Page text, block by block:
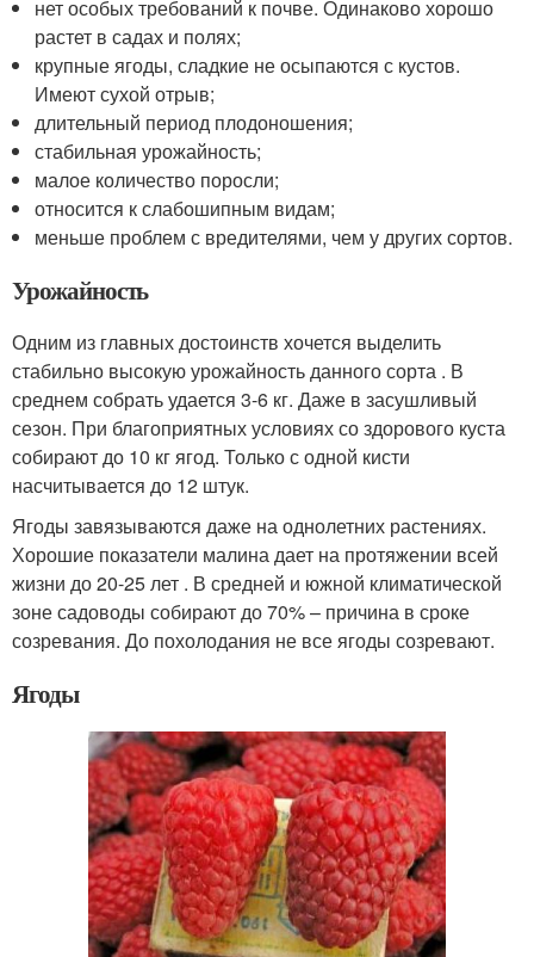
нет особых требований к почве. Одинаково хорошо
растет в садах и полях;
крупные ягоды, сладкие не осыпаются с кустов.
Имеют сухой отрыв;
длительный период плодоношения;
стабильная урожайность;
малое количество поросли;
относится к слабошипным видам;
меньше проблем с вредителями, чем у других сортов.
Урожайность
Одним из главных достоинств хочется выделить
стабильно высокую урожайность данного сорта . В
среднем собрать удается 3-6 кг. Даже в засушливый
сезон. При благоприятных условиях со здорового куста
собирают до 10 кг ягод. Только с одной кисти
насчитывается до 12 штук.
Ягоды завязываются даже на однолетних растениях.
Хорошие показатели малина дает на протяжении всей
жизни до 20-25 лет . В средней и южной климатической
зоне садоводы собирают до 70% – причина в сроке
созревания. До похолодания не все ягоды созревают.
Ягоды